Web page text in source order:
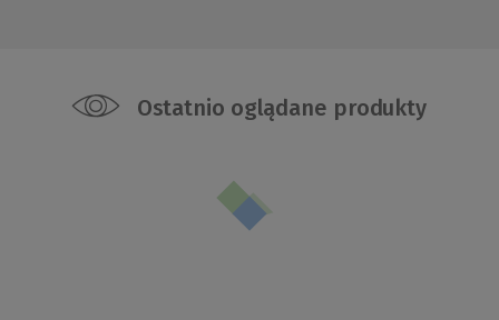
Ostatnio oglądane produkty